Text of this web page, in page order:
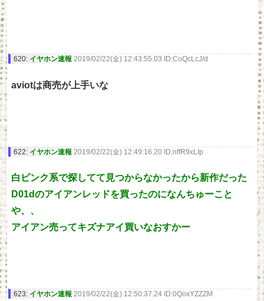
620: イヤホン速報 2019/02/22(金) 12:43:55.03 ID:CoQcLcJ/d
aviotは商売が上手いな
622: イヤホン速報 2019/02/22(金) 12:49:16.20 ID:nffR9xLIp
白ピンク系で探してて見つからなかったから新作だった
D01dのアイアンレッドを買ったのになんちゅーこと
や、、
アイアン売ってキズナアイ買いなおすかー
623: イヤホン速報 2019/02/22(金) 12:50:37.24 ID:0QoxYZZZM